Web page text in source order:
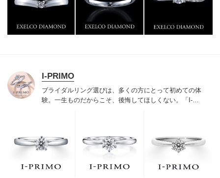
い想いで「ヴァージン・ダイヤモンド」「ハードプラチ
ナ」「保証内容」にこだわっています。
I-PRIMO
ブライダルリング選びは、多くの方にとって初めての体
験。一生ものだからこそ、後悔してほしくない。「I-
でお待ちしております。リング選びの最初の一歩をご一
緒に。まずは、アイプリモへ。